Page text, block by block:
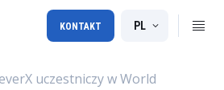
PL
KONTAKT
uczestniczy w World